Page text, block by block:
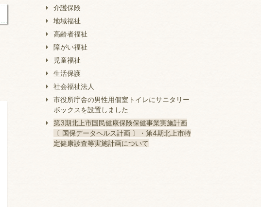
介護保険
地域福祉
高齢者福祉
障がい福祉
児童福祉
生活保護
社会福祉法人
市役所庁舎の男性用個室トイレにサニタリー
ボックスを設置しました
第3期北上市国民健康保険保健事業実施計画
〔 国保データヘルス計画 〕・第4期北上市特
定健康診査等実施計画について